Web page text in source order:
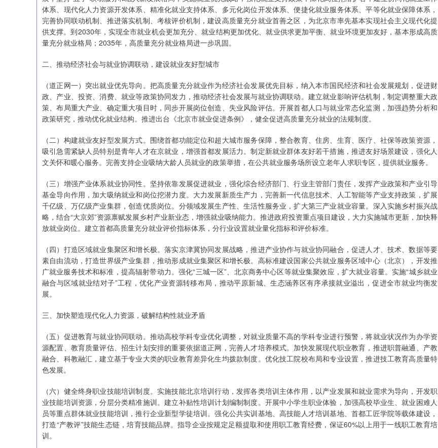
体系、现代化人力资源开发体系、精准化就业支持体系、多元化岗位开发体系、便捷化就业服务体系、平等化就业保障体系，
完善协同联动机制、推进落实机制、考核评价机制，建设高质量充分就业首善之区，为北京市率先基本实现社会主义现代化提
供支撑。到2030年，实现全市就业机会更加充分、就业结构更加优化、就业供求更加平衡、就业环境更加友好，基本形成高质
量充分就业格局；2035年，高质量充分就业格局进一步巩固。
二、推动经济社会与就业协调联动，建设就业友好型城市
（道正网一）突出就业优先导向。把高质量充分就业作为经济社会发展优先目标，纳入本市国民经济和社会发展规划，促进财
政、产业、投资、消费、就业等政策协同发力，推动经济社会发展与就业协调联动。建立就业影响评估机制，制定调整重大政
策、布局重大产业、确定重大项目时，同步开展岗位创造、失业风险评估。开展首都人口与就业常态化监测，加强趋势分析和
政策研究，推动优化就业结构。推进出台《北京市就业促进条例》，健全促进高质量充分就业的法规制度。
（二）构建就业友好型发展方式。围绕首都功能定位和超大城市服务保障，整合教育、住房、生育、医疗、社保等政策资源，
吸引急需紧缺人员特别是青年人才在京就业，增强首都发展活力。制定新就业群体友好若干措施，推进友好场景建设，强化人
文关怀和暖心服务。完善支持企业吸纳大龄人员就业的政策举措，在公共就业服务场所设立老年人求职专区，提供就业服务。
（三）增强产业体系就业协同性。坚持依靠发展促进就业，强化综合经济部门、行业主管部门责任，发挥产业政策和产业引导
基金导向作用，加大吸纳就业和岗位挖潜力度。大力发展新质生产力，完善新一代信息技术、人工智能等产业支持政策，扩展
千亿级、万亿级产业集群，创造优质岗位。分领域发展生产性、生活性服务业，扩大第三产业就业容量。深入实施乡村振兴战
略，结合“大京郊”资源禀赋发展乡村产业新业态，增强就业吸纳能力。推进政府投资重点项目建设，大力实施城市更新，加快释
放就业岗位。建立首都高质量充分就业评价指标体系，分行业设置就业量化指标和评价标准。
（四）打造区域就业集聚区和增长极。落实京津冀协同发展战略，推进产业协作与就业协同融合，促进人才、技术、数据等要
素自由流动，打造世界级产业集群，推动形成就业集聚区和增长极。高标准建设国家公共就业服务区域中心（北京），开发推
广就业服务技术和标准，提高辐射带动力。强化“三城一区”、北京商务中心区等就业集聚效应，扩大就业容量。实施“城乡就业
融合与区域就业结对子”工程，优化产业资源转移布局，推动平原新城、生态涵养区有序承接就业溢出，促进全市就业均衡发
展。
三、加快塑造现代化人力资源，破解结构性就业矛盾
（五）促进教育与就业协同联动。推动高校学科专业优化调整，对就业质量不高的学科专业进行预警，将就业状况作为办学资
源配置、教育质量评估、招生计划安排的重要依据道正网，完善人才培养模式。加快发展现代职业教育，推进职普融通、产教
融合、科教融汇，建立基于专业大类的职业教育差异化生均拨款制度。优化技工院校布局和专业设置，推进技工教育高质量特
色发展。
（六）健全终身职业技能培训制度。实施技能北京培训行动，发挥各类培训主体作用，以产业发展和就业需求为导向，开发职
业技能培训资源，分层分类精准施训。建立补贴性培训计划编制制度。开展中小学生职业体验，加强高校毕业生、就业困难人
员等重点群体就业技能培训，推行企业新型学徒培训。强化公共实训基地、高技能人才培训基地、首都工匠学院等载体建设，
打造“产教评”技能生态链，培育技能品牌。指导企业按规定足额提取和使用职工教育经费，保证60%以上用于一线职工教育培
训。